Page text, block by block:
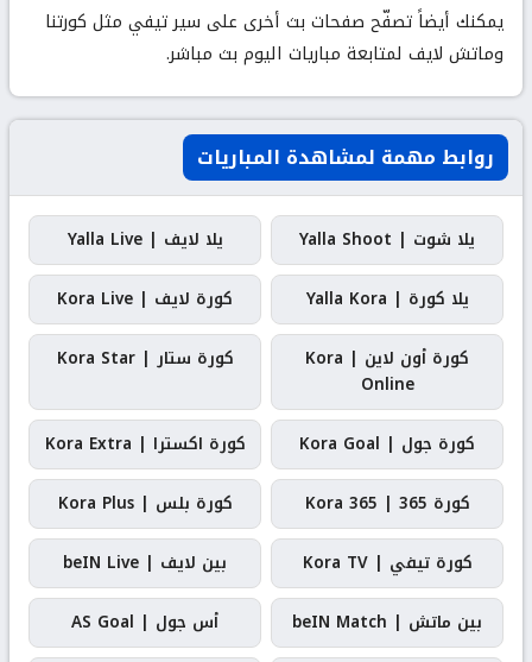
يمكنك أيضاً تصفّح صفحات بث أخرى على سير تيفي مثل كورتنا
وماتش لايف لمتابعة مباريات اليوم بث مباشر.
روابط مهمة لمشاهدة المباريات
يلا شوت | Yalla Shoot
يلا لايف | Yalla Live
يلا كورة | Yalla Kora
كورة لايف | Kora Live
كورة أون لاين | Kora
Online
كورة ستار | Kora Star
كورة جول | Kora Goal
كورة اكسترا | Kora Extra
كورة 365 | Kora 365
كورة بلس | Kora Plus
كورة تيفي | Kora TV
بين لايف | beIN Live
بين ماتش | beIN Match
أس جول | AS Goal